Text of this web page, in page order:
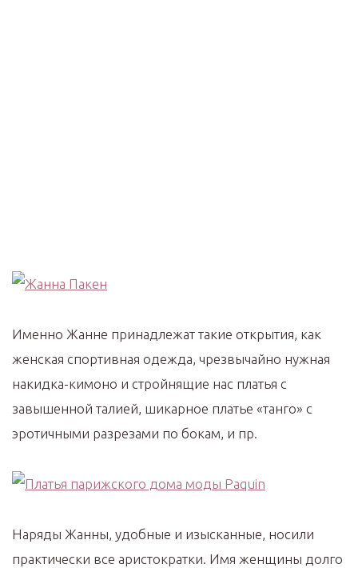
Именно Жанне принадлежат такие открытия, как
женская спортивная одежда, чрезвычайно нужная
накидка-кимоно и стройнящие нас платья с
завышенной талией, шикарное платье «танго» с
эротичными разрезами по бокам, и пр.
Наряды Жанны, удобные и изысканные, носили
практически все аристократки. Имя женщины долго